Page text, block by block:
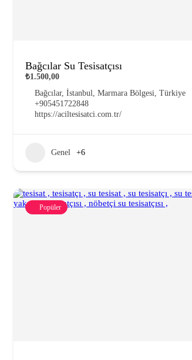
Bağcılar Su Tesisatçısı
₺1.500,00
Bağcılar, İstanbul, Marmara Bölgesi, Türkiye
+905451722848
https://aciltesisatci.com.tr/
Genel +6
Popüler